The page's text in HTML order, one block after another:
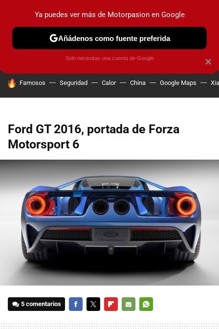
PRUEBAS COCHES ELÉCTRICOS OBSERVATORIO
HOY SE HABLA DE
Famosos Seguridad Calor China Google Maps
Ford GT 2016, portada de Forza
Motorsport 6
5 comentarios
×
Ya puedes ver más de Motorpasion en Google
Añádenos como fuente preferida
Solo necesitas una cuenta de Google